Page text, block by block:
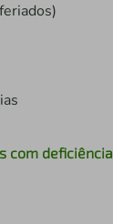
com deficiência